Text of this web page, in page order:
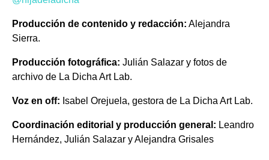
Producción de contenido y redacción: Alejandra
Sierra.
Producción fotográfica: Julián Salazar y fotos de
archivo de La Dicha Art Lab.
Voz en off: Isabel Orejuela, gestora de La Dicha Art Lab.
Coordinación editorial y producción general: Leandro
Hernández, Julián Salazar y Alejandra Grisales